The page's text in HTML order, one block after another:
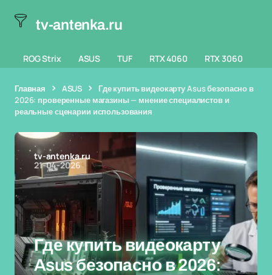
tv-antenka.ru
ROG Strix ASUS TUF RTX 4060 RTX 3060
Главная ASUS
Где купить видеокарту Asus безопасно в
2026: проверенные магазины — мнение специалистов и
реальные сценарии использования
tv-antenka.ru
21-04-2026
Где купить видеокарту
Asus безопасно в 2026: